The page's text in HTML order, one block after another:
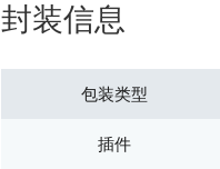
封装信息
包装类型
插件